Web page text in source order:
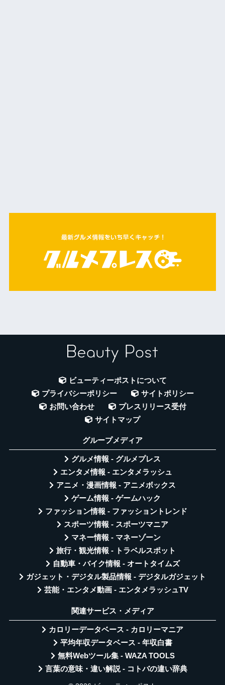
ビューティーポストについて
プライバシーポリシー
サイトポリシー
お問い合わせ
プレスリリース受付
サイトマップ
グループメディア
グルメ情報 - グルメプレス
エンタメ情報 - エンタメラッシュ
アニメ・漫画情報 - アニメボックス
ゲーム情報 - ゲームハック
ファッション情報 - ファッショントレンド
スポーツ情報 - スポーツマニア
マネー情報 - マネーゾーン
旅行・観光情報 - トラベルスポット
自動車・バイク情報 - オートタイムズ
ガジェット・デジタル製品情報 - デジタルガジェット
芸能・エンタメ動画 - エンタメラッシュTV
関連サービス・メディア
カロリーデータベース - カロリーマニア
平均年収データベース - 年収白書
無料Webツール集 - WAZA TOOLS
言葉の意味・違い解説 - コトバの違い辞典